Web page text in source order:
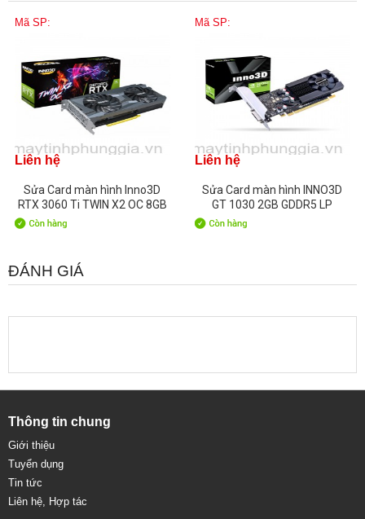
Mã SP:
Liên hệ
Sửa Card màn hình Inno3D
RTX 3060 Ti TWIN X2 OC 8GB
Mã SP:
Liên hệ
Sửa Card màn hình INNO3D
GT 1030 2GB GDDR5 LP
ĐÁNH GIÁ
Thông tin chung
Giới thiệu
Tuyển dụng
Tin tức
Liên hệ, Hợp tác